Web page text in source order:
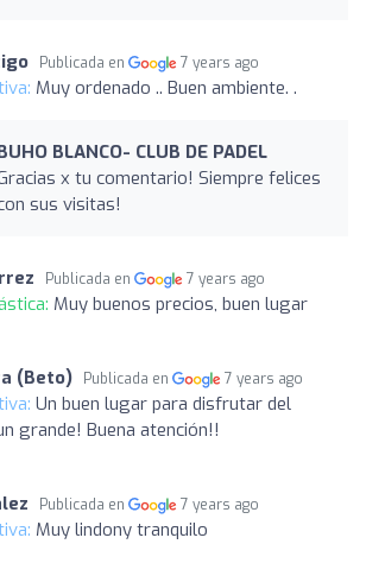
Publicada en 7 years ago
Muy ordenado .. Buen ambiente. .
BLANCO- CLUB DE PADEL
x tu comentario! Siempre felices
sus visitas!
Publicada en 7 years ago
Muy buenos precios, buen lugar
(Beto) Publicada en 7 years ago
Un buen lugar para disfrutar del
grande! Buena atención!!
Publicada en 7 years ago
Muy lindony tranquilo